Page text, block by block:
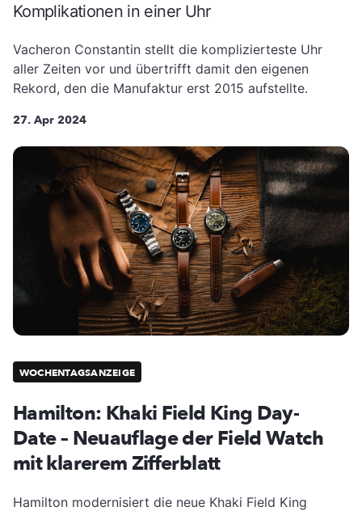
Komplikationen in einer Uhr
Vacheron Constantin stellt die komplizierteste Uhr
aller Zeiten vor und übertrifft damit den eigenen
Rekord, den die Manufaktur erst 2015 aufstellte.
27. Apr 2024
WOCHENTAGSANZEIGE
Hamilton: Khaki Field King Day-
Date – Neuauflage der Field Watch
mit klarerem Zifferblatt
Hamilton modernisiert die neue Khaki Field King